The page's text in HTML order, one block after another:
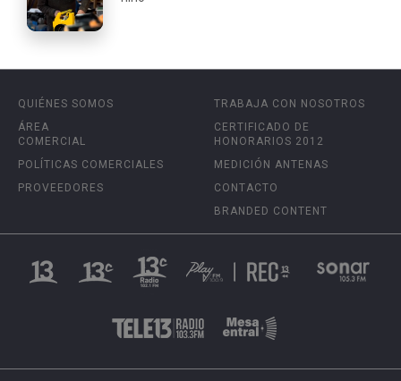
QUIÉNES SOMOS
ÁREA
COMERCIAL
POLÍTICAS COMERCIALES
PROVEEDORES
TRABAJA CON NOSOTROS
CERTIFICADO DE
HONORARIOS 2012
MEDICIÓN ANTENAS
CONTACTO
BRANDED CONTENT